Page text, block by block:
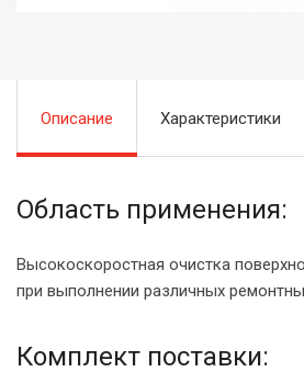
Описание Характеристики
Область применения:
Высокоскоростная очистка
при выполнении различных
Комплект поставки: